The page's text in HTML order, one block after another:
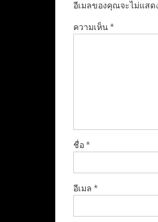
อีเมลของคุณจะไม่แสด
ความเห็น*
ชื่อ*
อีเมล *